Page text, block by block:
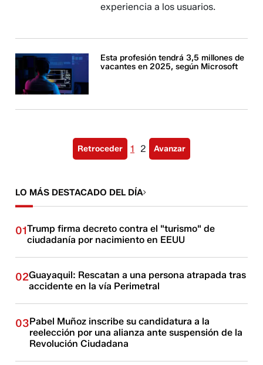
experiencia a los usuarios.
Esta profesión tendrá 3,5 millones de
vacantes en 2025, según Microsoft
Retroceder 1 2 Avanzar
LO MÁS DESTACADO DEL DÍA
01Trump firma decreto contra el "turismo" de
ciudadanía por nacimiento en EEUU
02Guayaquil: Rescatan a una persona atrapada tras
accidente en la vía Perimetral
03Pabel Muñoz inscribe su candidatura a la
reelección por una alianza ante suspensión de la
Revolución Ciudadana